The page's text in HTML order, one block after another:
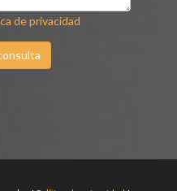
de privacidad